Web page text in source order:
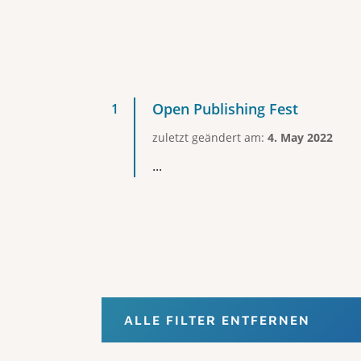
Open Publishing Fest
zuletzt geändert am: 4. May 2022
...
ALLE FILTER ENTFERNEN